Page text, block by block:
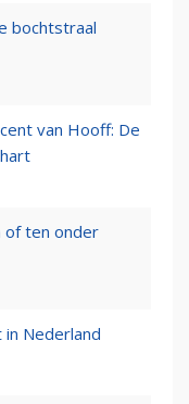
bochtstraal
van Hooff: De
of ten onder
in Nederland